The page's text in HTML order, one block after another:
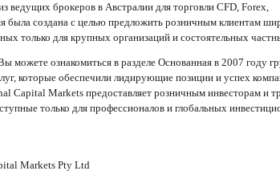
ведущих брокеров в Австралии для торговли CFD, Forex,
создана с целью предложить розничным клиентам
только для крупных организаций и состоятельных
можете ознакомиться в разделе Основанная в 2007 году
которые обеспечили лидирующие позиции и успех
Capital Markets предоставляет розничным инвесторам и
только для профессионалов и глобальных
Markets Pty Ltd